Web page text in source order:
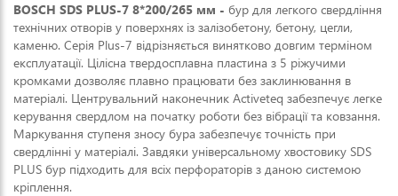
BOSCH SDS PLUS-7 8*200/265 мм - бур для легкого свердління
технічних отворів у поверхнях із залізобетону, бетону, цегли,
каменю. Серія Plus-7 відрізняється винятково довгим терміном
експлуатації. Цілісна твердосплавна пластина з 5 ріжучими
кромками дозволяє плавно працювати без заклинювання в
матеріалі. Центрувальний наконечник Activeteq забезпечує легке
керування свердлом на початку роботи без вібрації та ковзання.
Маркування ступеня зносу бура забезпечує точність при
свердлінні у матеріалі. Завдяки універсальному хвостовику SDS
PLUS бур підходить для всіх перфораторів з даною системою
кріплення.